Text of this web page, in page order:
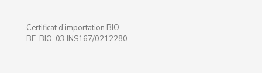
Certificat d’importation BIO
BE-BIO-03 INS167/0212280